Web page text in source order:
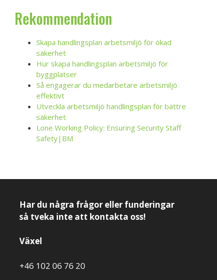
Rekommendation
Skapa handlingsplan arbetsmiljö för ökad
säkerhet
Hur skapa handlingsplan arbetsmiljö för
byggplatser
Så engagerar du medarbetare arbetsmiljö
effektivt
Utveckla arbetsmiljö handlingsplan för bättre
säkerhet
Lone Working Policy: Ensuring Security Staff
Safety|BM
Har du några frågor eller funderingar
så tveka inte att kontakta oss!
Växel
+46 102 06 76 20